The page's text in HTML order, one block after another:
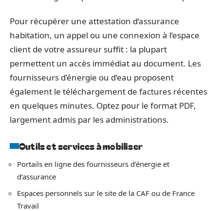
Pour récupérer une attestation d’assurance
habitation, un appel ou une connexion à l’espace
client de votre assureur suffit : la plupart
permettent un accès immédiat au document. Les
fournisseurs d’énergie ou d’eau proposent
également le téléchargement de factures récentes
en quelques minutes. Optez pour le format PDF,
largement admis par les administrations.
Outils et services à mobiliser
Portails en ligne des fournisseurs d’énergie et
d’assurance
Espaces personnels sur le site de la CAF ou de France
Travail